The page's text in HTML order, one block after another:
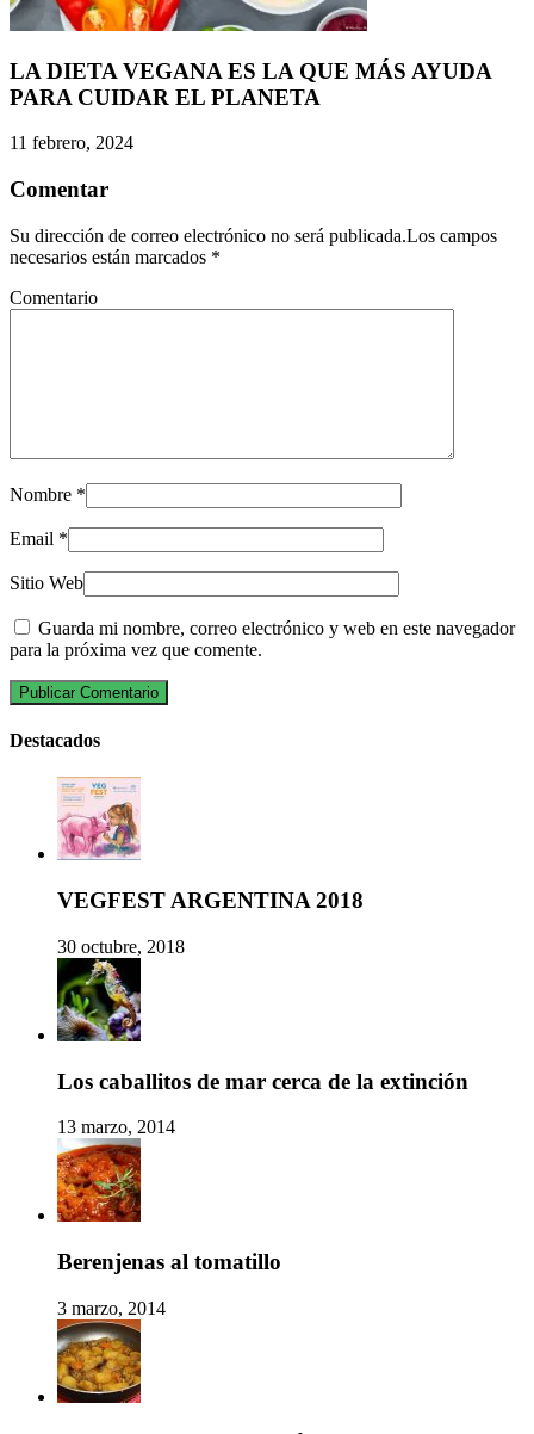
LA DIETA VEGANA ES LA QUE MÁS AYUDA
PARA CUIDAR EL PLANETA
11 febrero, 2024
Comentar
Su dirección de correo electrónico no será publicada.Los campos
necesarios están marcados *
Comentario
Nombre *
Email *
Sitio Web
Guarda mi nombre, correo electrónico y web en este navegador
para la próxima vez que comente.
Destacados
VEGFEST ARGENTINA 2018
30 octubre, 2018
Los caballitos de mar cerca de la extinción
13 marzo, 2014
Berenjenas al tomatillo
3 marzo, 2014